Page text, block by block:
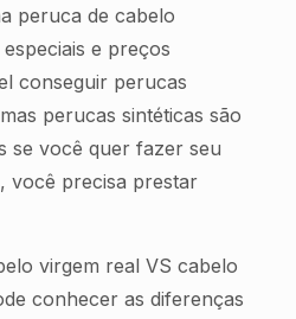
peruca de cabelo
e preços
conseguir perucas
perucas sintéticas são
se você quer fazer seu
você precisa prestar
virgem real VS cabelo
conhecer as diferenças